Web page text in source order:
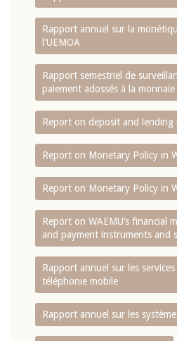
Rapport annuel sur la
l'UEMOA
Rapport semestriel de
paiement adossés à la
Report on deposit and lending
Report on Monetary Policy in
Report on Monetary Policy in
Report on WAEMU’s financial
and payment instruments and
Rapport annuel sur les
téléphonie mobile
Rapport annuel sur les